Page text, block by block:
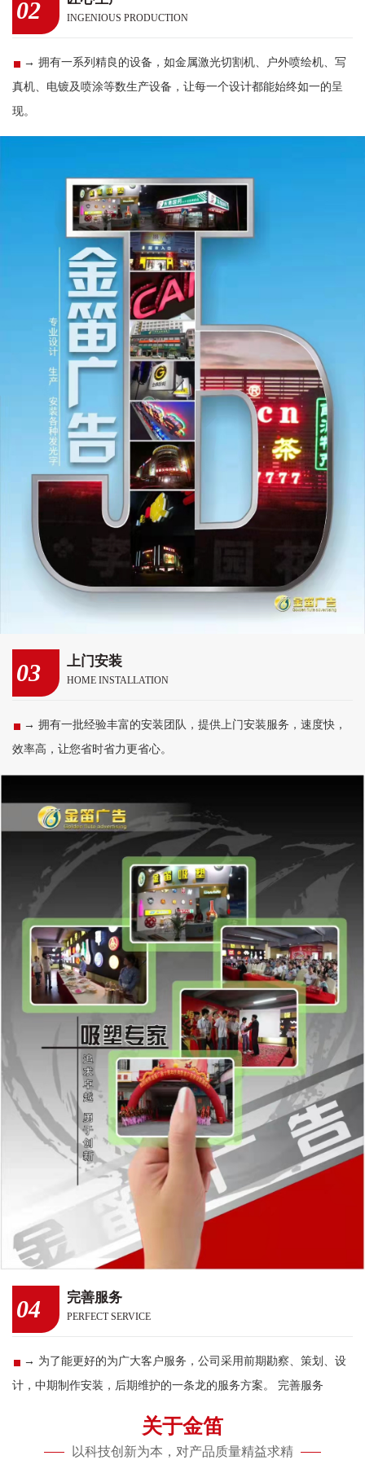
02 INGENIOUS PRODUCTION
→ 拥有一系列精良的设备，如金属激光切割机、户外喷绘机、写
真机、电镀及喷涂等数生产设备，让每一个设计都能始终如一的呈
现。
03 上门安装
HOME INSTALLATION
→ 拥有一批经验丰富的安装团队，提供上门安装服务，速度快，
效率高，让您省时省力更省心。
04 完善服务
PERFECT SERVICE
→ 为了能更好的为广大客户服务，公司采用前期勘察、策划、设
计，中期制作安装，后期维护的一条龙的服务方案。 完善服务
关于金笛
以科技创新为本，对产品质量精益求精